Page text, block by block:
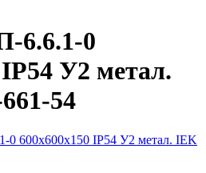
6.6.1-0
У2 метал.
54